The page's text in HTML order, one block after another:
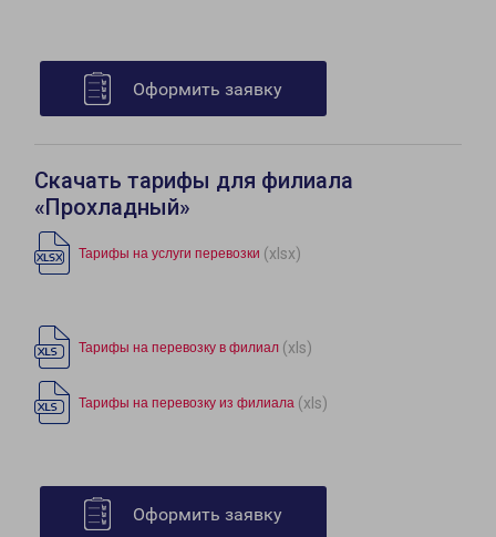
Оформить заявку
Скачать тарифы для филиала
«Прохладный»
Тарифы на услуги перевозки (xlsx)
Тарифы на перевозку в филиал (xls)
Тарифы на перевозку из филиала (xls)
Оформить заявку